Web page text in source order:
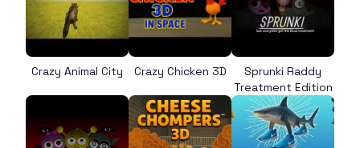
Crazy Animal City Crazy Chicken 3D
Sprunki Raddy
Treatment Edition